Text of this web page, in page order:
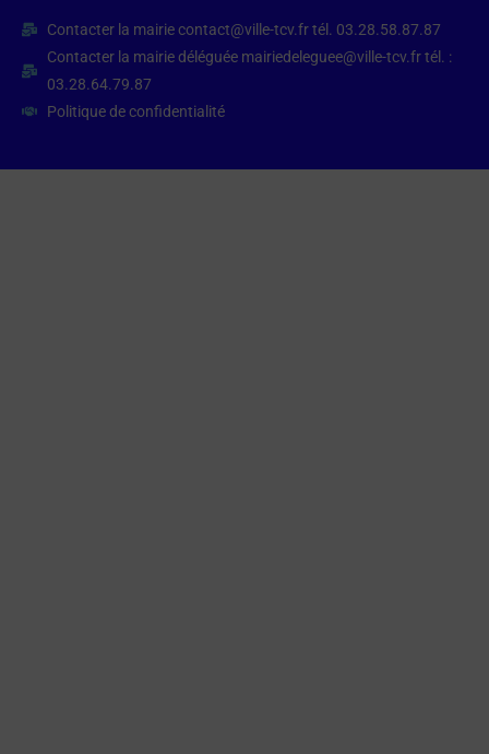
Contacter la mairie contact@ville-tcv.fr tél. 03.28.58.87.87
Contacter la mairie déléguée mairiedeleguee@ville-tcv.fr tél. :
03.28.64.79.87
Politique de confidentialité